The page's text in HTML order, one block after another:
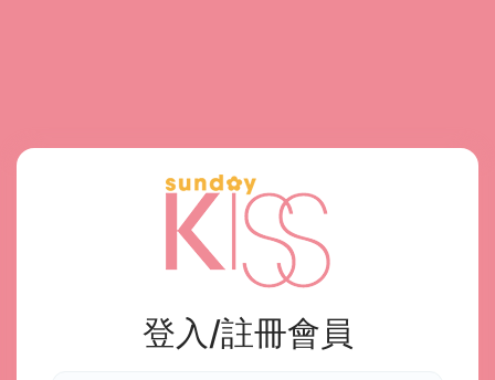
登入/註冊會員